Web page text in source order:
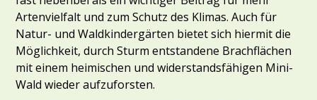
Artenvielfalt und zum Schutz des Klimas. Auch für
Natur- und Waldkindergärten bietet sich hiermit die
Möglichkeit, durch Sturm entstandene Brachflächen
mit einem heimischen und widerstandsfähigen Mini-
Wald wieder aufzuforsten.